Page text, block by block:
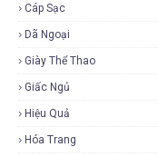
Cáp Sạc
Dã Ngoại
Giày Thể Thao
Giấc Ngủ
Hiệu Quả
Hóa Trang